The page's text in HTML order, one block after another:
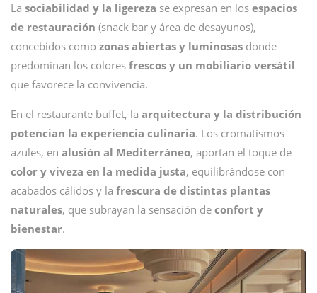
La sociabilidad y la ligereza se expresan en los espacios
de restauración (snack bar y área de desayunos),
concebidos como zonas abiertas y luminosas donde
predominan los colores frescos y un mobiliario versátil
que favorece la convivencia.
En el restaurante buffet, la arquitectura y la distribución
potencian la experiencia culinaria. Los cromatismos
azules, en alusión al Mediterráneo, aportan el toque de
color y viveza en la medida justa, equilibrándose con
acabados cálidos y la frescura de distintas plantas
naturales, que subrayan la sensación de confort y
bienestar.